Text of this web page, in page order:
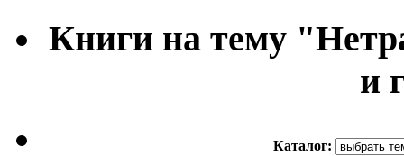
Книги на тему
и
Каталог: